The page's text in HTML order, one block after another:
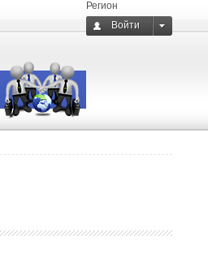
Регион
Войти